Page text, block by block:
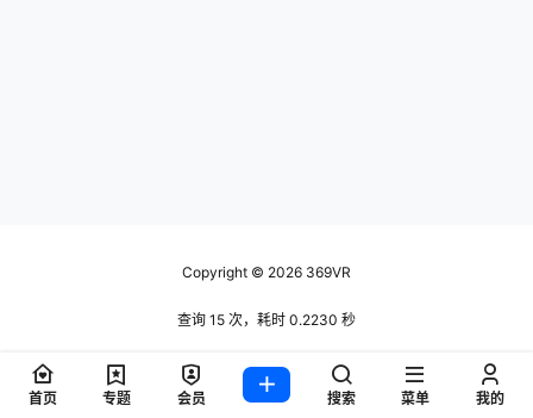
Copyright © 2026 369VR
查询 15 次，耗时 0.2230 秒
首页 专题 会员 搜索 菜单 我的